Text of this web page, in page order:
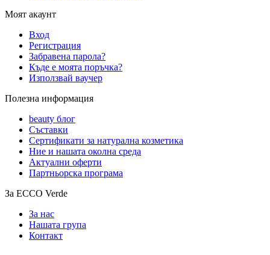
Моят акаунт
Вход
Регистрация
Забравена парола?
Къде е моята поръчка?
Използвай ваучер
Полезна информация
beauty блог
Съставки
Сертификати за натурална козметика
Ние и нашата околна среда
Актуални оферти
Партньорска програма
За ECCO Verde
За нас
Нашата група
Контакт